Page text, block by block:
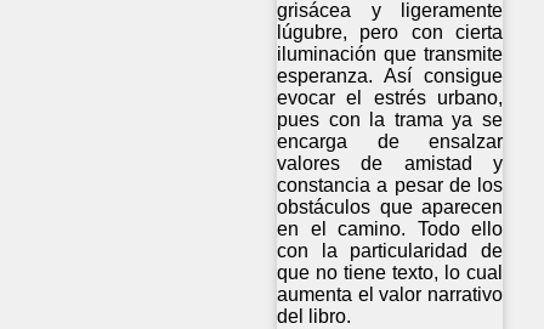
grisácea y ligeramente
lúgubre, pero con cierta
iluminación que transmite
esperanza. Así consigue
evocar el estrés urbano,
pues con la trama ya se
encarga de ensalzar
valores de amistad y
constancia a pesar de los
obstáculos que aparecen
en el camino. Todo ello
con la particularidad de
que no tiene texto, lo cual
aumenta el valor narrativo
del libro.